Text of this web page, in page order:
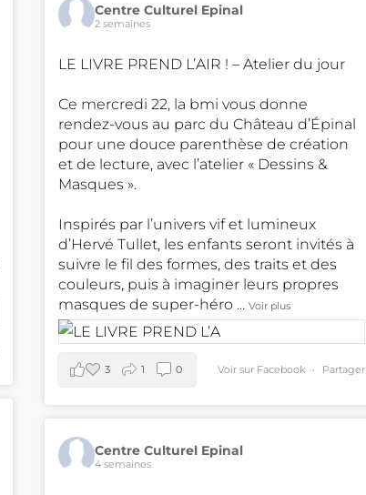
Centre Culturel Epinal
2 semaines
LE LIVRE PREND L’AIR ! – Atelier du jour
Ce mercredi 22, la bmi vous donne
rendez-vous au parc du Château d’Épinal
pour une douce parenthèse de création
et de lecture, avec l’atelier « Dessins &
Masques ».
Inspirés par l’univers vif et lumineux
d’Hervé Tullet, les enfants seront invités à
suivre le fil des formes, des traits et des
couleurs, puis à imaginer leurs propres
masques de super-héro ...Voir plus
Voir sur Facebook · Partager
3 1 0
Centre Culturel Epinal
4 semaines